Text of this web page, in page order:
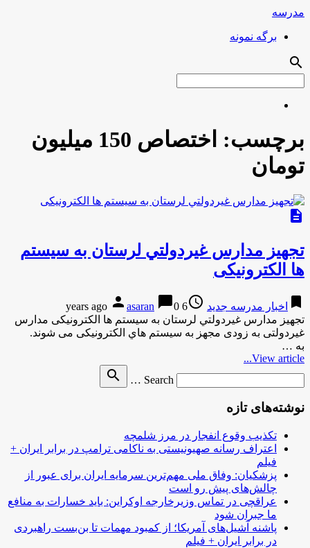
مدرسه
برگه نمونه
search
برچسب:
اختصاص 150 میلیون
تومان
description
تجهيز مدارس غيردولتي لرستان به سيستم
ها الکترونيکی
bookmark اخبار مدرسه جدید access_time
6 years ago
person asaran chat_bubble0
تجهيز مدارس غيردولتي لرستان به سيستم ها الکترونيکی مدارس
غيردولتی به زودی مجهز به سيستم هاي الکترونيکی می شوند.
به …
View article...
Search …
search
نوشته‌های تازه
تکذیب وقوع انفجار در مرز شلمچه
اعتراف رسانه صهیونیستی به ناکامی ترامپ در برابر ایران +
فیلم
پزشکیان: وفاق ملی مهم‌ترین سرمایه ایران برای عبور از
چالش‌های پیش رو است
عراقچی در تماس وزیرخارجه اوکراین: باید خسارات به منافع
ما جبران شود
پاشنه آشیل‌های آمریکا؛ از کمبود مهمات تا بن‌بست راهبردی
در برابر ایران + فیلم